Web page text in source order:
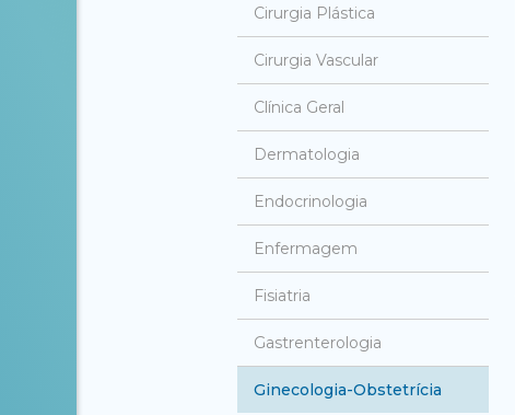
Cirurgia Plástica
Cirurgia Vascular
Clínica Geral
Dermatologia
Endocrinologia
Enfermagem
Fisiatria
Gastrenterologia
Ginecologia-Obstetrícia